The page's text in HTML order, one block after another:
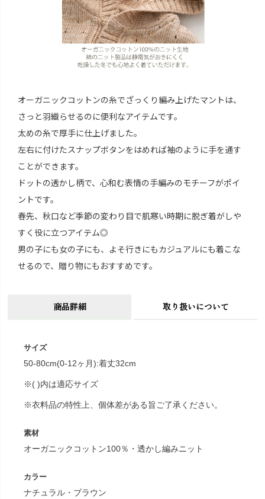
オーガニックコットンの糸でざっくり編み上げたマントは、
さっと羽織らせるのに便利なアイテムです。
太めの糸で厚手に仕上げました。
左右に付けたスナップボタンをはめれば袖のように手を通す
ことができます。
ドットの透かし柄で、心和む表情の手編みのモチーフがポイ
ントです。
春先、秋口など季節の変わり目で肌寒い時期に脱ぎ着がしや
すく役に立つアイテム◎
男の子にも女の子にも、よそ行きにもカジュアルにも着こな
せるので、贈り物にもおすすめです。
商品詳細 取り扱いについて
サイズ
50-80cm(0-12ヶ月):着丈32cm
※( )内は適応サイズ
※衣料品の特性上、個体差がある旨ご了承ください。
素材
オーガニックコットン100％・透かし編みニット
カラー
ナチュラル・ブラウン